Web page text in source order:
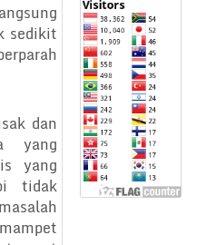
sedikit
dan
yang
yang
tidak